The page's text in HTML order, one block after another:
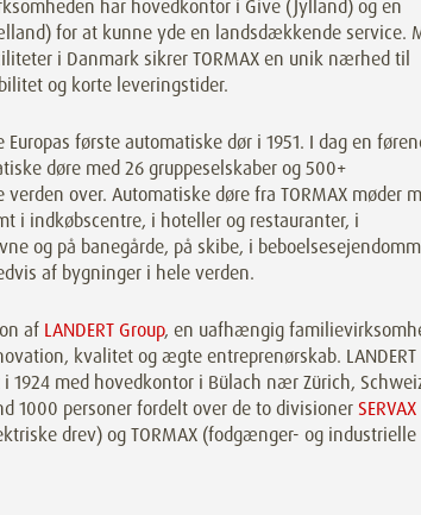
har hovedkontor i Give (Jylland) og en
for at kunne yde en landsdækkende service.
i Danmark sikrer TORMAX en unik nærhed til
og korte leveringstider.
Europas første automatiske dør i 1951. I dag en
døre med 26 gruppeselskaber og 500+
over. Automatiske døre fra TORMAX møder
i indkøbscentre, i hoteller og restauranter, i
og på banegårde, på skibe, i
af bygninger i hele verden.
af LANDERT Group, en uafhængig
kvalitet og ægte entreprenørskab. LANDERT
1924 med hovedkontor i Bülach nær Zürich,
1000 personer fordelt over de to divisionerSERVAX
drev) og TORMAX (fodgænger- og industrielle